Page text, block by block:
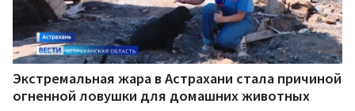
Экстремальная жара в Астрахани стала причиной
огненной ловушки для домашних животных